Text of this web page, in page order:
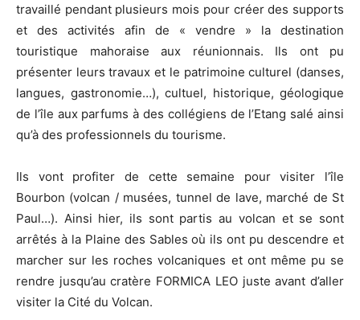
travaillé pendant plusieurs mois pour créer des supports
et des activités afin de « vendre » la destination
touristique mahoraise aux réunionnais. Ils ont pu
présenter leurs travaux et le patrimoine culturel (danses,
langues, gastronomie…), cultuel, historique, géologique
de l’île aux parfums à des collégiens de l’Etang salé ainsi
qu’à des professionnels du tourisme.
Ils vont profiter de cette semaine pour visiter l’île
Bourbon (volcan / musées, tunnel de lave, marché de St
Paul…). Ainsi hier, ils sont partis au volcan et se sont
arrêtés à la Plaine des Sables où ils ont pu descendre et
marcher sur les roches volcaniques et ont même pu se
rendre jusqu’au cratère FORMICA LEO juste avant d’aller
visiter la Cité du Volcan.